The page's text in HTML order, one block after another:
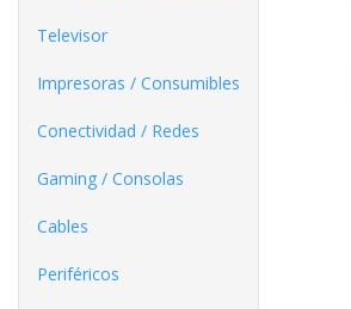
Televisor
Impresoras / Consumibles
Conectividad / Redes
Gaming / Consolas
Cables
Periféricos